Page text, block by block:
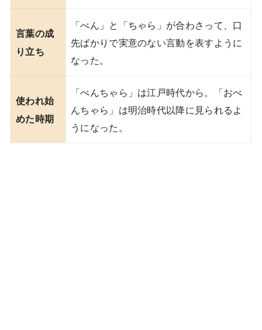
言葉の成
り立ち
「べん」と「ちゃら」が合わさって、口
先ばかりで実意のない言動を表すように
なった。
使われ始
めた時期
「べんちゃら」は江戸時代から。「おべ
んちゃら」は明治時代以降に見られるよ
うになった。